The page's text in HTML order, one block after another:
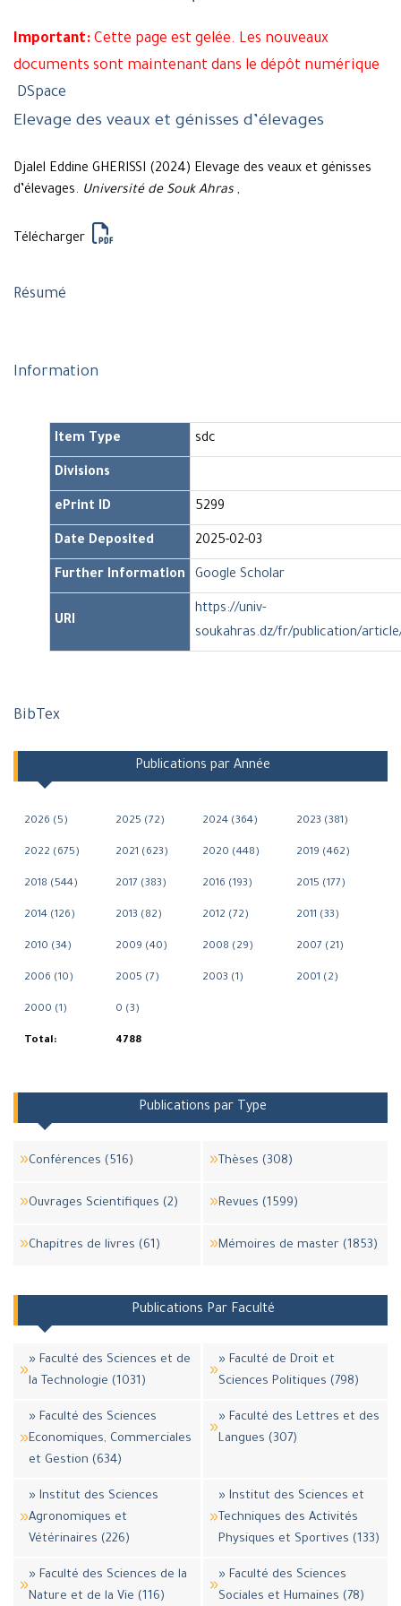
Important: Cette page est gelée. Les nouveaux
documents sont maintenant dans le dépôt numérique
DSpace
Elevage des veaux et génisses d’élevages
Djalel Eddine GHERISSI (2024) Elevage des veaux et génisses
d’élevages. Université de Souk Ahras ,
Télécharger
Résumé
Information
Item Type sdc
Divisions
ePrint ID 5299
Date Deposited 2025-02-03
Further Information Google Scholar
URI
https://univ-
soukahras.dz/fr/publication/
BibTex
Publications par Année
2026 (5) 2025 (72) 2024 (364) 2023 (381)
2022 (675) 2021 (623) 2020 (448) 2019 (462)
2018 (544) 2017 (383) 2016 (193) 2015 (177)
2014 (126) 2013 (82) 2012 (72) 2011 (33)
2010 (34) 2009 (40) 2008 (29) 2007 (21)
2006 (10) 2005 (7) 2003 (1) 2001 (2)
2000 (1) 0 (3)
Total: 4788
Publications par Type
Conférences (516) Thèses (308)
Ouvrages Scientifiques (2) Revues (1599)
Chapitres de livres (61) Mémoires de master (1853)
Publications Par Faculté
» Faculté des Sciences et de
la Technologie (1031)
» Faculté de Droit et
Sciences Politiques (798)
» Faculté des Sciences
Economiques, Commerciales
et Gestion (634)
» Faculté des Lettres et des
Langues (307)
» Institut des Sciences
Agronomiques et
Vétérinaires (226)
» Institut des Sciences et
Techniques des Activités
Physiques et Sportives (133)
» Faculté des Sciences de la
Nature et de la Vie (116)
» Faculté des Sciences
Sociales et Humaines (78)